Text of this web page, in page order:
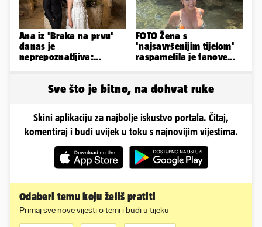
Ana iz 'Braka na prvu'
danas je
neprepoznatljiva:
FOTO Žena s
'najsavršenijim tijelom'
raspametila je fanove
Sve što je bitno, na dohvat ruke
Skini aplikaciju za najbolje iskustvo portala. Čitaj,
komentiraj i budi uvijek u toku s najnovijim vijestima.
Odaberi temu koju želiš pratiti
Primaj sve nove vijesti o temi i budi u tijeku